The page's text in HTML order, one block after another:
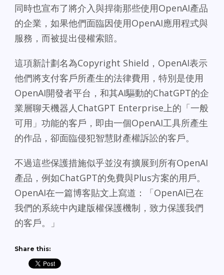
同時也宣布了將介入與捍衛那些使用OpenAI產品
的企業，如果他們面臨因使用OpenAI應用程式與
服務，而被提出侵權索賠。
這項新計劃名為Copyright Shield，OpenAI表示
他們將支付客戶所產生的法律費用，特別是使用
OpenAI開發者平台，和其AI驅動的ChatGPT的企
業層聊天機器人ChatGPT Enterprise上的「一般
可用」功能的客戶，即由一個OpenAI工具所產生
的作品，卻面臨侵犯智慧財產權訴訟的客戶。
不過這些保護措施似乎並沒有擴展到所有OpenAI
產品，例如ChatGPT的免費與Plus方案的用戶。
OpenAI在一篇博客貼文上寫道：「OpenAI已在
我們的系統中內建版權保護機制，致力保護我們
的客戶。」
Share this: